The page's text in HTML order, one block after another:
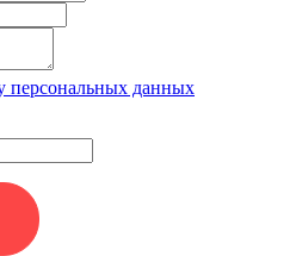
персональных данных